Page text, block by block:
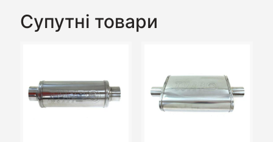
Супутні товари